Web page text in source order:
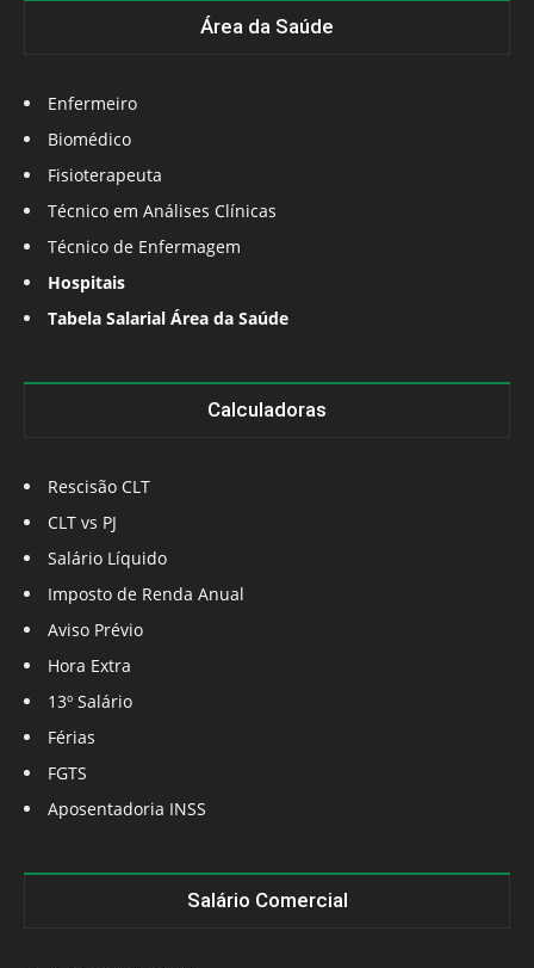
Área da Saúde
Enfermeiro
Biomédico
Fisioterapeuta
Técnico em Análises Clínicas
Técnico de Enfermagem
Hospitais
Tabela Salarial Área da Saúde
Calculadoras
Rescisão CLT
CLT vs PJ
Salário Líquido
Imposto de Renda Anual
Aviso Prévio
Hora Extra
13º Salário
Férias
FGTS
Aposentadoria INSS
Salário Comercial